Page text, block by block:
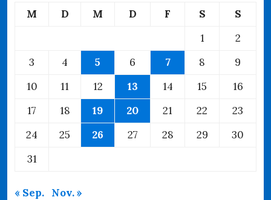
M D M D F S
S
1
2
3
4 5 6 7 8
9
10
11 12 13 14 15
16
17
18 19 20 21 22
23
24
25 26 27 28 29
30
31
« Sep. Nov. »